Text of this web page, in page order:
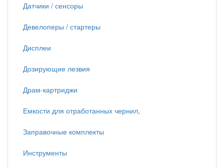
Датчики / сенсоры
Девелоперы / стартеры
Дисплеи
Дозирующие лезвия
Драм-картриджи
Емкости для отработанных чернил,
Заправочные комплекты
Инструменты